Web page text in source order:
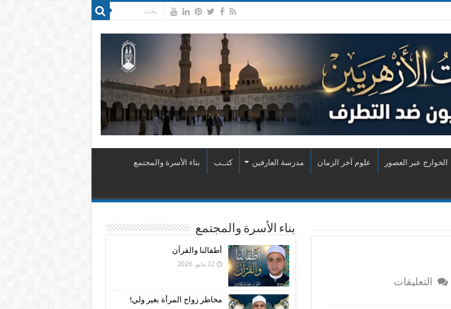
الخوارج عبر العصور علوم آخر الزمان مدرسة العارفين كتــب بناء الأسرة والمجتمع
التعليقات
بناء الأسرة والمجتمع
أطفالنا والقرآن
22 مايو، 2026
مخاطر زواج المرأة بغير ولي!